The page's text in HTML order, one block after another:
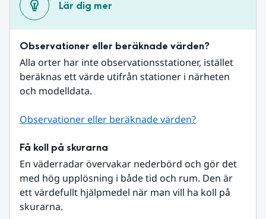
Lär dig mer
Observationer eller beräknade värden?
Alla orter har inte observationsstationer, istället
beräknas ett värde utifrån stationer i närheten
och modelldata.
Observationer eller beräknade värden?
Få koll på skurarna
En väderradar övervakar nederbörd och gör det
med hög upplösning i både tid och rum. Den är
ett värdefullt hjälpmedel när man vill ha koll på
skurarna.